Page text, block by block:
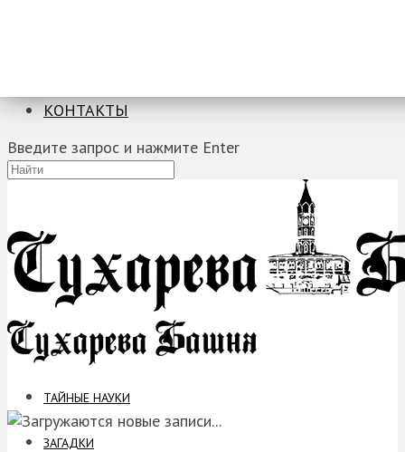
КОНТАКТЫ
Введите запрос и нажмите Enter
ТАЙНЫЕ НАУКИ
ЗАГАДКИ